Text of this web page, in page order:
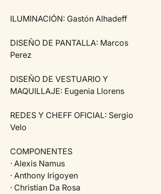
ILUMINACIÓN: Gastón Alhadeff
DISEÑO DE PANTALLA: Marcos
Perez
DISEÑO DE VESTUARIO Y
MAQUILLAJE: Eugenia Llorens
REDES Y CHEFF OFICIAL: Sergio
Velo
COMPONENTES
· Alexis Namus
· Anthony Irigoyen
· Christian Da Rosa